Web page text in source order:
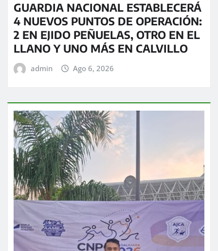
GUARDIA NACIONAL ESTABLECERÁ
4 NUEVOS PUNTOS DE OPERACIÓN:
2 EN EJIDO PEÑUELAS, OTRO EN EL
LLANO Y UNO MÁS EN CALVILLO
admin Ago 6, 2026